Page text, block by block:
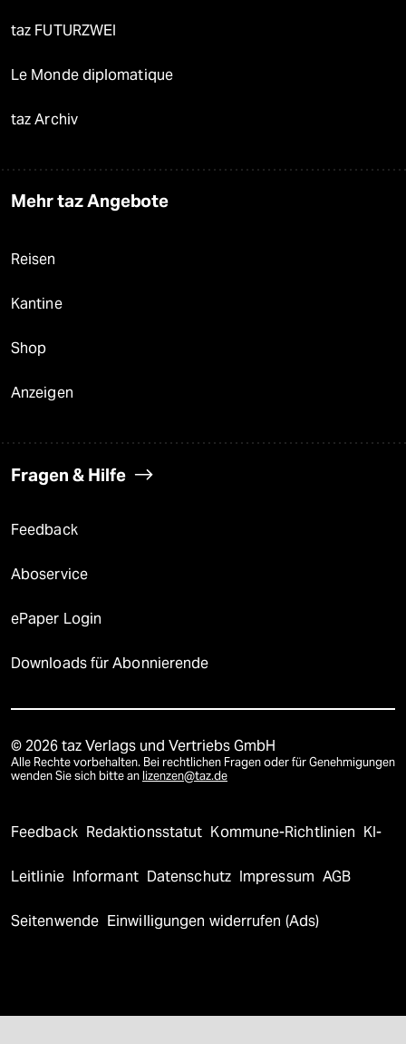
taz FUTURZWEI
Le Monde diplomatique
taz Archiv
Mehr taz Angebote
Reisen
Kantine
Shop
Anzeigen
Fragen & Hilfe
Feedback
Aboservice
ePaper Login
Downloads für Abonnierende
© 2026 taz Verlags und Vertriebs GmbH
Alle Rechte vorbehalten. Bei rechtlichen Fragen oder für Genehmigungen
wenden Sie sich bitte an lizenzen@taz.de
Feedback Redaktionsstatut Kommune-Richtlinien KI-
Leitlinie Informant Datenschutz Impressum AGB
Seitenwende Einwilligungen widerrufen (Ads)